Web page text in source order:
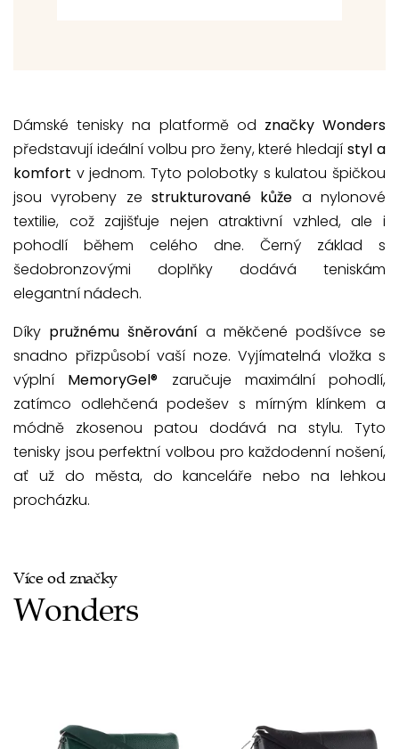
Dámské tenisky na platformě od značky Wonders
představují ideální volbu pro ženy, které hledajístyl a
komfort v jednom. Tyto polobotky s kulatou špičkou
jsou vyrobeny ze strukturované kůže a nylonové
textilie, což zajišťuje nejen atraktivní vzhled, ale i
pohodlí během celého dne. Černý základ s
šedobronzovými doplňky dodává teniskám
elegantní nádech.
Díky pružnému šněrování a měkčené podšívce se
snadno přizpůsobí vaší noze. Vyjímatelná vložka s
výplní MemoryGel® zaručuje maximální pohodlí,
zatímco odlehčená podešev s mírným klínkem a
módně zkosenou patou dodává na stylu. Tyto
tenisky jsou perfektní volbou pro každodenní nošení,
ať už do města, do kanceláře nebo na lehkou
procházku.
Více od značky
Wonders